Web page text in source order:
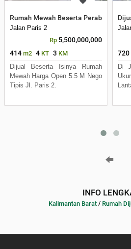
Rumah Mewah Beserta Perabot
Jalan Paris 2
Rp 5,500,000,000
414 m2 4 KT 3 KM
Dijual Beserta Isinya Rumah
Mewah Harga Open 5.5 M Nego
Tipis Jl. Paris 2.
720
Di
INFO
Kalimantan Barat/ Rumah